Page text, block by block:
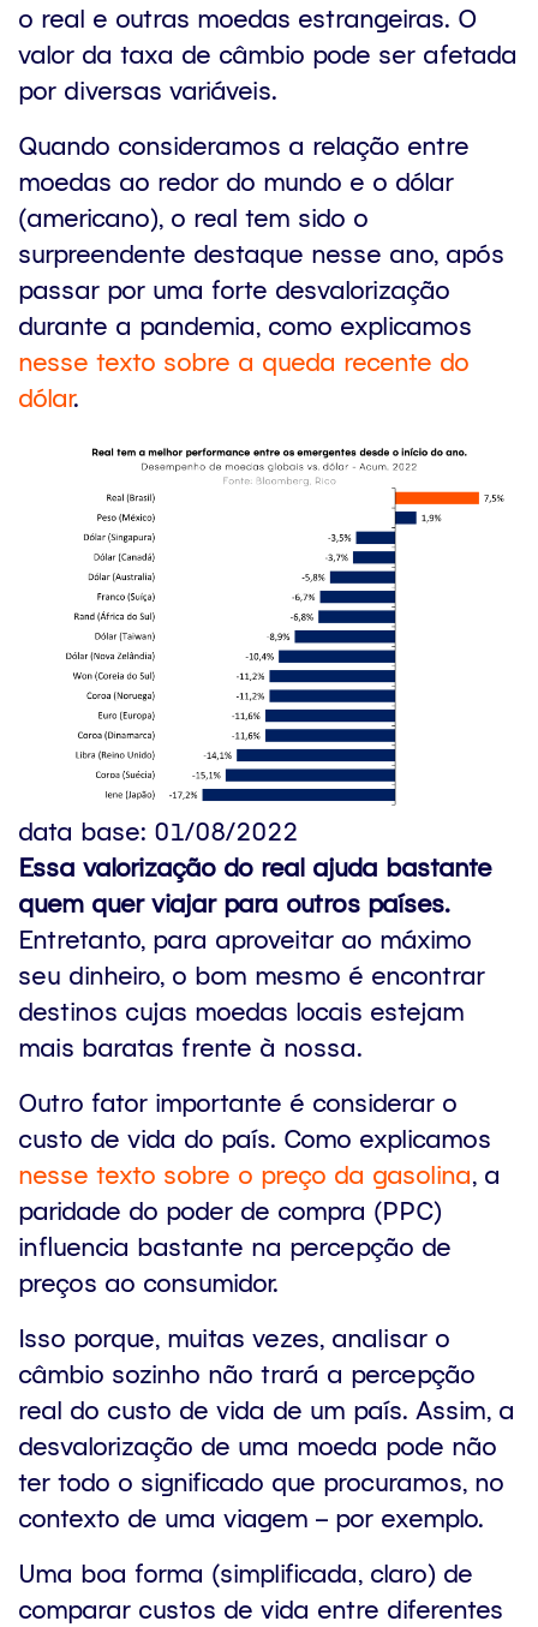
o real e outras moedas estrangeiras. O
valor da taxa de câmbio pode ser afetada
por diversas variáveis.
Quando consideramos a relação entre
moedas ao redor do mundo e o dólar
(americano), o real tem sido o
surpreendente destaque nesse ano, após
passar por uma forte desvalorização
durante a pandemia, como explicamos
nesse texto sobre a queda recente do
dólar.
data base: 01/08/2022
Essa valorização do real ajuda bastante
quem quer viajar para outros países.
Entretanto, para aproveitar ao máximo
seu dinheiro, o bom mesmo é encontrar
destinos cujas moedas locais estejam
mais baratas frente à nossa.
Outro fator importante é considerar o
custo de vida do país. Como explicamos
nesse texto sobre o preço da gasolina, a
paridade do poder de compra (PPC)
influencia bastante na percepção de
preços ao consumidor.
Isso porque, muitas vezes, analisar o
câmbio sozinho não trará a percepção
real do custo de vida de um país. Assim, a
desvalorização de uma moeda pode não
ter todo o significado que procuramos, no
contexto de uma viagem – por exemplo.
Uma boa forma (simplificada, claro) de
comparar custos de vida entre diferentes